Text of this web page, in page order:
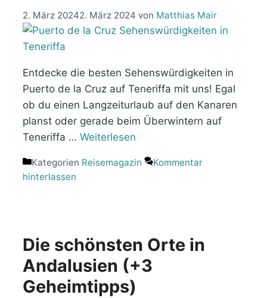
2. März 20242. März 2024 von Matthias Mair
Entdecke die besten Sehenswürdigkeiten in
Puerto de la Cruz auf Teneriffa mit uns! Egal
ob du einen Langzeiturlaub auf den Kanaren
planst oder gerade beim Überwintern auf
Teneriffa … Weiterlesen
Kategorien Reisemagazin
Kommentar
hinterlassen
Die schönsten Orte in
Andalusien (+3
Geheimtipps)